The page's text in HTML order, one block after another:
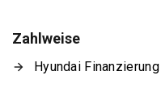
Zahlweise
Hyundai Finanzierung